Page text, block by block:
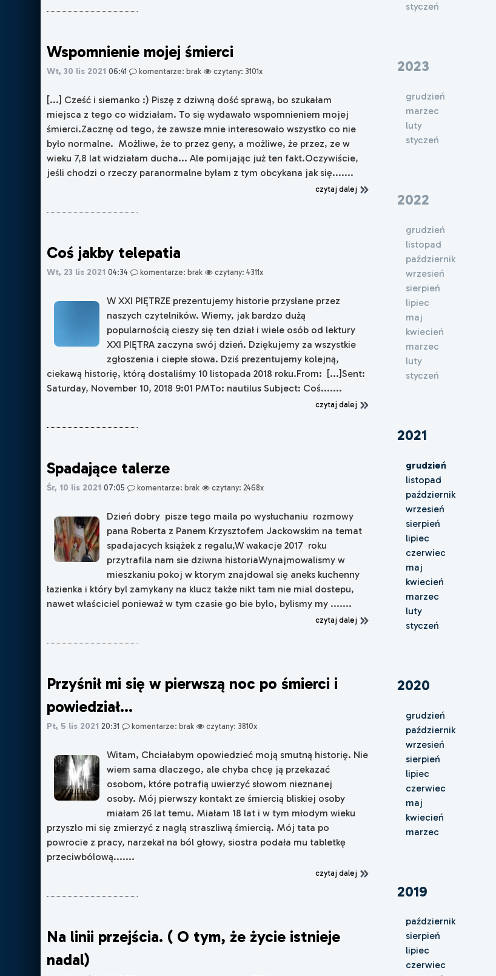
Wspomnienie mojej śmierci
Wt, 30 lis 2021 06:41 komentarze: brak czytany: 3101x
[...] Cześć i siemanko :) Piszę z dziwną dość sprawą, bo szukałam
miejsca z tego co widziałam. To się wydawało wspomnieniem mojej
śmierci.Zacznę od tego, że zawsze mnie interesowało wszystko co nie
było normalne. Możliwe, że to przez geny, a możliwe, że przez, ze w
wieku 7,8 lat widziałam ducha... Ale pomijając już ten fakt.Oczywiście,
jeśli chodzi o rzeczy paranormalne byłam z tym obcykana jak się.......
czytaj dalej
Coś jakby telepatia
Wt, 23 lis 2021 04:34 komentarze: brak czytany: 4311x
W XXI PIĘTRZE prezentujemy historie przysłane przez
naszych czytelników. Wiemy, jak bardzo dużą
popularnością cieszy się ten dział i wiele osób od lektury
XXI PIĘTRA zaczyna swój dzień. Dziękujemy za wszystkie
zgłoszenia i ciepłe słowa. Dziś prezentujemy kolejną,
ciekawą historię, którą dostaliśmy 10 listopada 2018 roku.From: [...]Sent:
Saturday, November 10, 2018 9:01 PMTo: nautilus Subject: Coś.......
czytaj dalej
Spadające talerze
Śr, 10 lis 2021 07:05 komentarze: brak czytany: 2468x
Dzień dobry pisze tego maila po wysłuchaniu rozmowy
pana Roberta z Panem Krzysztofem Jackowskim na temat
spadajacych książek z regalu,W wakacje 2017 roku
przytrafila nam sie dziwna historiaWynajmowalismy w
mieszkaniu pokoj w ktorym znajdowal się aneks kuchenny
łazienka i który byl zamykany na klucz także nikt tam nie mial dostepu,
nawet właściciel ponieważ w tym czasie go bie bylo, bylismy my .......
czytaj dalej
Przyśnił mi się w pierwszą noc po śmierci i
powiedział...
Pt, 5 lis 2021 20:31 komentarze: brak czytany: 3810x
Witam, Chciałabym opowiedzieć moją smutną historię. Nie
wiem sama dlaczego, ale chyba chcę ją przekazać
osobom, które potrafią uwierzyć słowom nieznanej
osoby. Mój pierwszy kontakt ze śmiercią bliskiej osoby
miałam 26 lat temu. Miałam 18 lat i w tym młodym wieku
przyszło mi się zmierzyć z nagłą straszliwą śmiercią. Mój tata po
powrocie z pracy, narzekał na ból głowy, siostra podała mu tabletkę
przeciwbólową.......
czytaj dalej
Na linii przejścia. ( O tym, że życie istnieje
nadal)
styczeń
2023
grudzień
marzec
luty
styczeń
2022
grudzień
listopad
październik
wrzesień
sierpień
lipiec
maj
kwiecień
marzec
luty
styczeń
2021
grudzień
listopad
październik
wrzesień
sierpień
lipiec
czerwiec
maj
kwiecień
marzec
luty
styczeń
2020
grudzień
październik
wrzesień
sierpień
lipiec
czerwiec
maj
kwiecień
marzec
2019
październik
sierpień
lipiec
czerwiec